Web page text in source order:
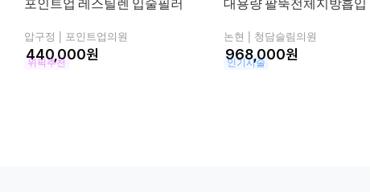
압구정 | 포인트업의원
원
위픽추천
논현 | 청담슬림의원
원
인기시술